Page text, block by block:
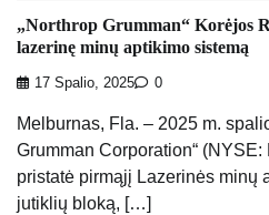
„Northrop Grumman“ Korėjos
lazerinę minų aptikimo sistemą
17 Spalio, 2025 0
Melburnas, Fla. – 2025 m.
Grumman Corporation“
pristatė pirmąjį Lazerinės minų
jutiklių bloką, […]